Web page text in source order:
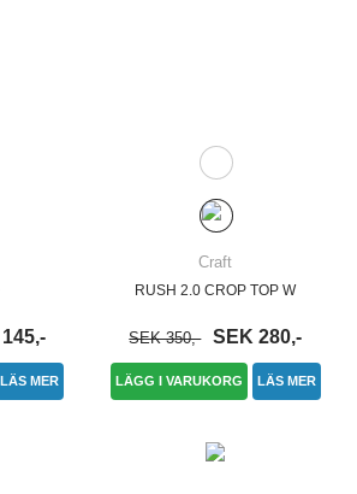
LÄS MER
Craft
RUSH 2.0 CROP TOP W
SEK 350,- SEK 280,-
LÄGG I VARUKORG LÄS MER